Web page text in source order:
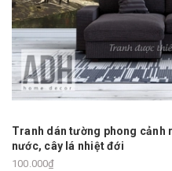
Tranh dán tường phong cảnh
nước, cây lá nhiệt đới
100.000₫